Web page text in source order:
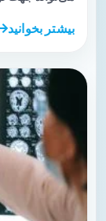
بیشتر بخوانید